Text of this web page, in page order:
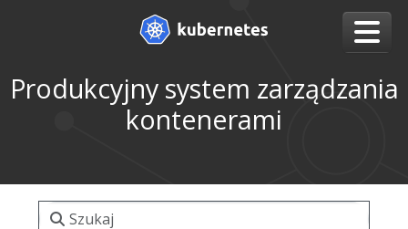
Produkcyjny system zarządzania
kontenerami